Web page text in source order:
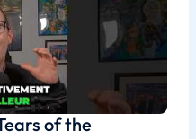
of the